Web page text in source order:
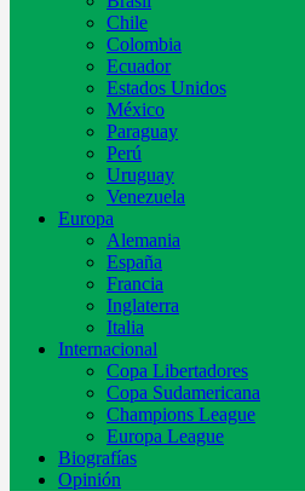
Chile
Colombia
Ecuador
Estados Unidos
México
Paraguay
Perú
Uruguay
Venezuela
Europa
Alemania
España
Francia
Inglaterra
Italia
Internacional
Copa Libertadores
Copa Sudamericana
Champions League
Europa League
Biografías
Opinión